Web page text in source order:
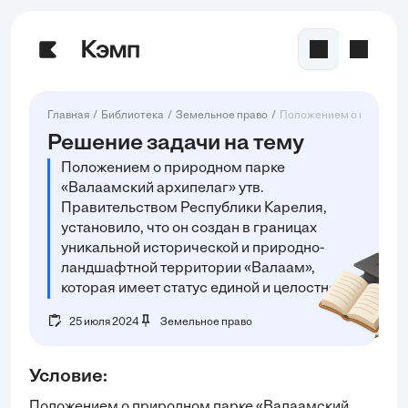
Главная Библиотека Земельное право Положением о
Решение задачи на тему
Положением о природном парке
«Валаамский архипелаг» утв.
Правительством Республики Карелия,
установило, что он создан в границах
уникальной исторической и природно-
ландшафтной территории «Валаам»,
которая имеет статус единой и целостной
25 июля 2024 Земельное право
Условие: